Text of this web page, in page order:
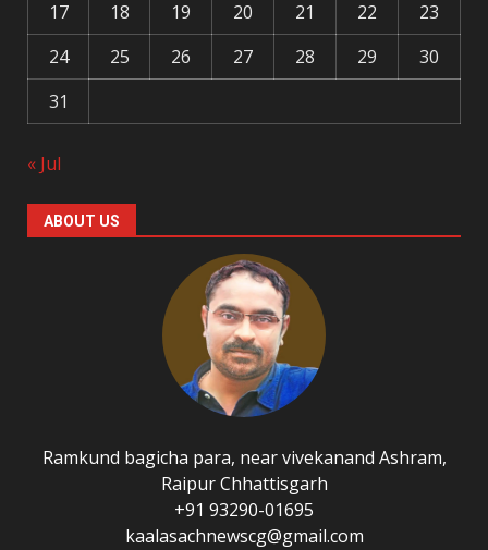
17
18 19 20 21 22
23
24
25 26 27 28 29
30
31
« Jul
ABOUT US
Ramkund bagicha para, near vivekanand Ashram,
Raipur Chhattisgarh
+91 93290-01695
kaalasachnewscg@gmail.com